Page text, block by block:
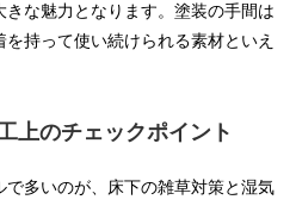
な魅力となります。塗装の手間は
持って使い続けられる素材といえ
上のチェックポイント
多いのが、床下の雑草対策と湿気